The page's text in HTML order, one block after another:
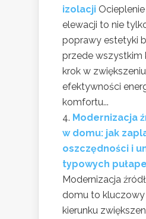
izolacji
elewacji to nie
poprawy estetyki
przede wszystkim
krok w
efektywności
komfortu...
Modernizacja
w domu: jak
oszczędności i
typowych
Modernizacja
domu to kluczowy
kierunku